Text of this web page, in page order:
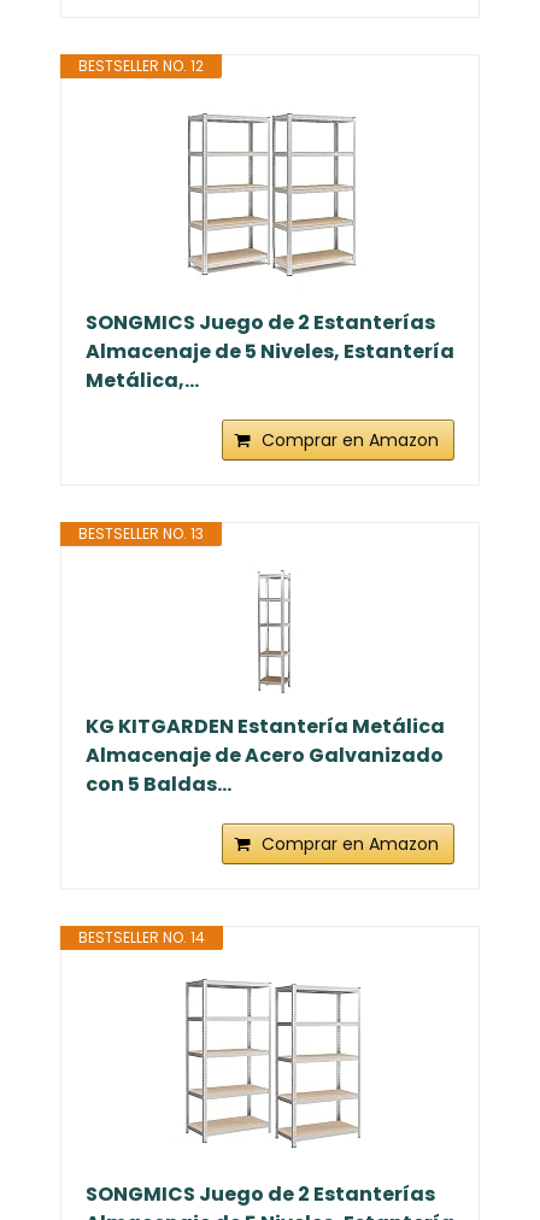
BESTSELLER NO. 12
SONGMICS Juego de 2 Estanterías
Almacenaje de 5 Niveles, Estantería
Metálica,...
Comprar en Amazon
BESTSELLER NO. 13
KG KITGARDEN Estantería Metálica
Almacenaje de Acero Galvanizado
con 5 Baldas...
Comprar en Amazon
BESTSELLER NO. 14
SONGMICS Juego de 2 Estanterías